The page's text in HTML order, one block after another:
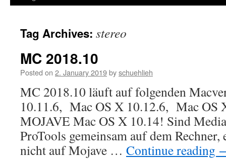
Tag Archives: stereo
MC 2018.10
Posted on 2. January 2019byschuehlieh
MC 2018.10 läuft auf folgenden
10.11.6, Mac OS X 10.12.6, Mac OS
MOJAVE Mac OS X 10.14! Sind
ProTools gemeinsam auf dem
nicht auf Mojave … Continue reading